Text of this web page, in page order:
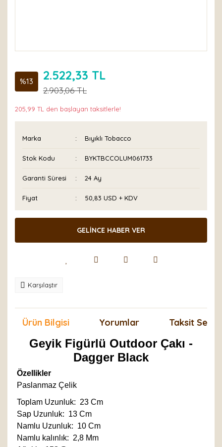
%13 2.522,33 TL
2.903,06 TL
205,99 TL den başlayan taksitlerle!
Marka Bıyıklı Tobacco
Stok Kodu BYKTBCCOLUM061733
Garanti Süresi 24 Ay
Fiyat 50,83 USD + KDV
GELİNCE HABER VER
Karşılaştır
Ürün Bilgisi Yorumlar Taksit
Geyik Figürlü Outdoor Çakı -
Dagger Black
Özellikler
Paslanmaz Çelik
Toplam Uzunluk: 23 Cm
Sap Uzunluk: 13 Cm
Namlu Uzunluk: 10 Cm
Namlu kalınlık: 2,8 Mm